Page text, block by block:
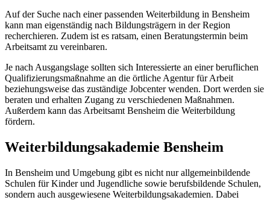
Auf der Suche nach einer passenden Weiterbildung in Bensheim
kann man eigenständig nach Bildungsträgern in der Region
recherchieren. Zudem ist es ratsam, einen Beratungstermin beim
Arbeitsamt zu vereinbaren.
Je nach Ausgangslage sollten sich Interessierte an einer beruflichen
Qualifizierungsmaßnahme an die örtliche Agentur für Arbeit
beziehungsweise das zuständige Jobcenter wenden. Dort werden sie
beraten und erhalten Zugang zu verschiedenen Maßnahmen.
Außerdem kann das Arbeitsamt Bensheim die Weiterbildung
fördern.
Weiterbildungsakademie Bensheim
In Bensheim und Umgebung gibt es nicht nur allgemeinbildende
Schulen für Kinder und Jugendliche sowie berufsbildende Schulen,
sondern auch ausgewiesene Weiterbildungsakademien. Dabei